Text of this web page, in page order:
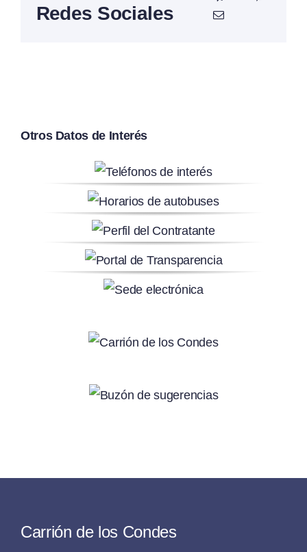
Redes Sociales
Otros Datos de Interés
Carrión de los Condes